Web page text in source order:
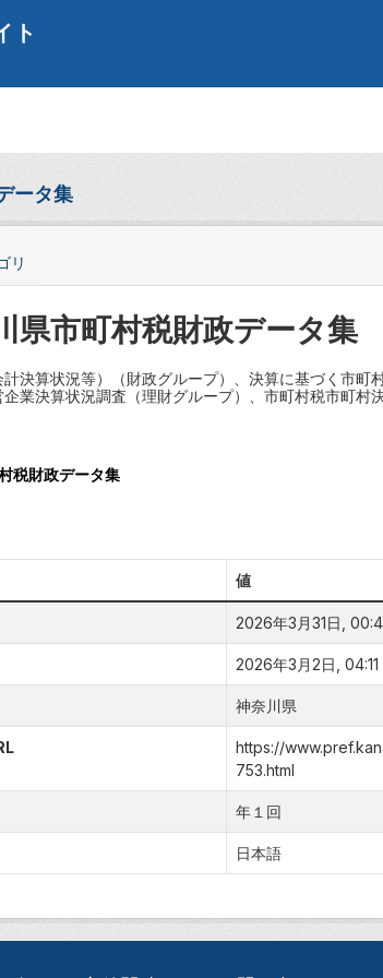
ト
ータ集
リ
県市町村税財政データ集
決算状況等）（財政グループ）、決算に基づく市町
業決算状況調査（理財グループ）、市町村税市町村
税財政データ集
値
2026年3月31日,
2026年3月2日,
神奈川県
https://
753.html
年１回
日本語